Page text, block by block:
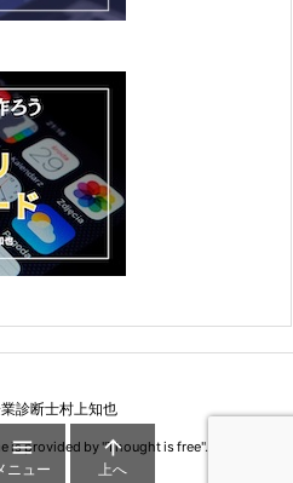
診断士村上知也
is provided by "Thought is free".

ニュー

上へ